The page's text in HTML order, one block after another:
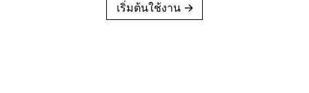
เริ่มต้นใช้งาน →